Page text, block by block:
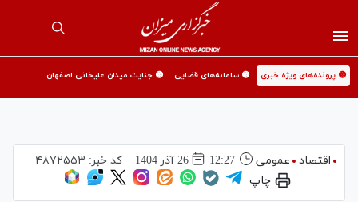
🟡 پرونده‌های ویژه خبری 🟡 سامانه‌های قضایی 🟡 جنایت میدان علیخانی اصفهان
اقتصاد عمومی 12:27 26 آذر 1404 کد خبر: ۴۸۷۲۵۵۳
چاپ